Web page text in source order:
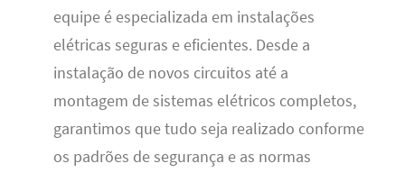
equipe é especializada em instalações
elétricas seguras e eficientes. Desde a
instalação de novos circuitos até a
montagem de sistemas elétricos completos,
garantimos que tudo seja realizado conforme
os padrões de segurança e as normas